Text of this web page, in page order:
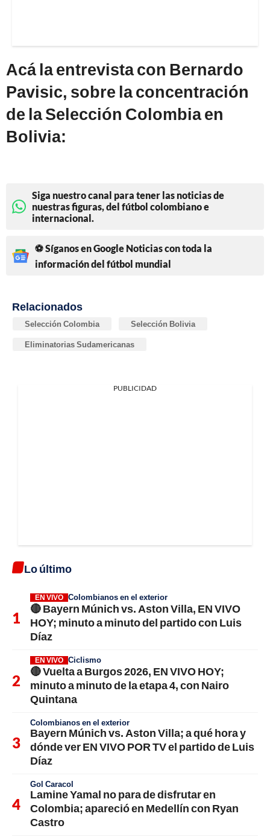
Acá la entrevista con Bernardo
Pavisic, sobre la concentración
de la Selección Colombia en
Bolivia:
Siga nuestro canal para tener las noticias de
nuestras figuras, del fútbol colombiano e
internacional.
⚽ Síganos en Google Noticias con toda la
información del fútbol mundial
Relacionados
Selección Colombia Selección Bolivia
Eliminatorias Sudamericanas
PUBLICIDAD
Lo último
EN VIVO Colombianos en el exterior
🔴 Bayern Múnich vs. Aston Villa, EN VIVO
HOY; minuto a minuto del partido con Luis
Díaz
EN VIVO Ciclismo
🔴 Vuelta a Burgos 2026, EN VIVO HOY;
minuto a minuto de la etapa 4, con Nairo
Quintana
Colombianos en el exterior
Bayern Múnich vs. Aston Villa; a qué hora y
dónde ver EN VIVO POR TV el partido de Luis
Díaz
Gol Caracol
Lamine Yamal no para de disfrutar en
Colombia; apareció en Medellín con Ryan
Castro